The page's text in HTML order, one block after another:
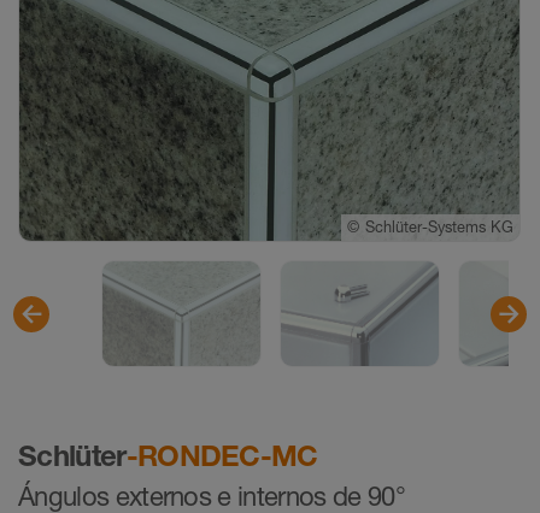
Schlüter-RONDEC-MC
Ángulos externos e internos de 90°
© Schlüter-Systems KG
© Schlüter-Systems KG
© Schlüter-Systems KG